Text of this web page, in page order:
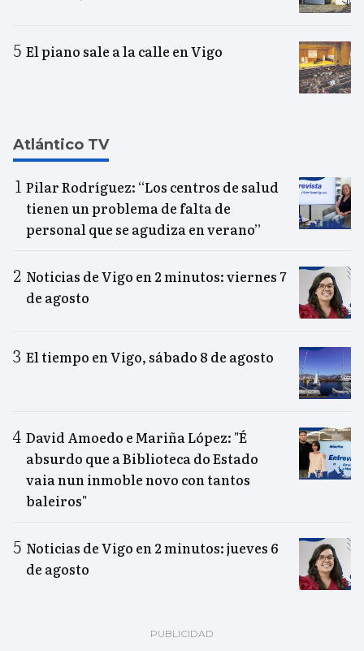
El piano sale a la calle en Vigo
Atlántico TV
Pilar Rodríguez: “Los centros de salud
tienen un problema de falta de
personal que se agudiza en verano”
Noticias de Vigo en 2 minutos: viernes 7
de agosto
El tiempo en Vigo, sábado 8 de agosto
David Amoedo e Mariña López: "É
absurdo que a Biblioteca do Estado
vaia nun inmoble novo con tantos
baleiros"
Noticias de Vigo en 2 minutos: jueves 6
de agosto